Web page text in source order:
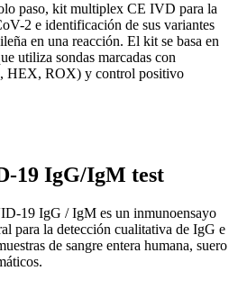
paso, kit multiplex CE IVD para la
2 e identificación de sus variantes
en una reacción. El kit se basa en
utiliza sondas marcadas con
HEX, ROX) y control positivo
19 IgG/IgM test
19 IgG / IgM es un inmunoensayo
para la detección cualitativa de IgG e
de sangre entera humana, suero